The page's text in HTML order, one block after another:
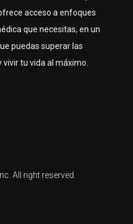
acceso a enfoques
que necesitas, en un
puedas superar las
tu vida al máximo.
All right reserved.